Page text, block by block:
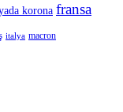
korona fransa
italya macron